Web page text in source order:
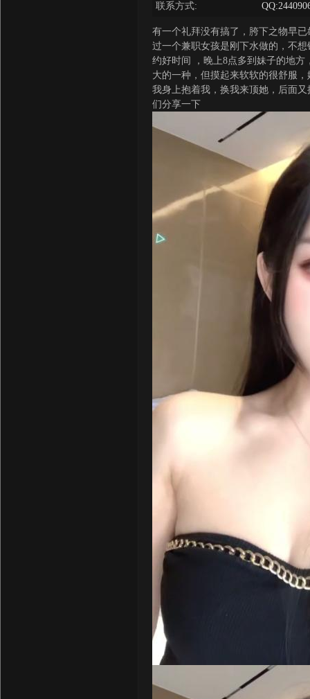
联系方式:
有一个礼拜没有搞了，胯下之物早
过一个兼职女孩是刚下水做的，不
约好时间 ，晚上8点多到妹子的地
大的一种，但摸起来软软的很舒服
我身上抱着我，换我来顶她，后面
们分享一下